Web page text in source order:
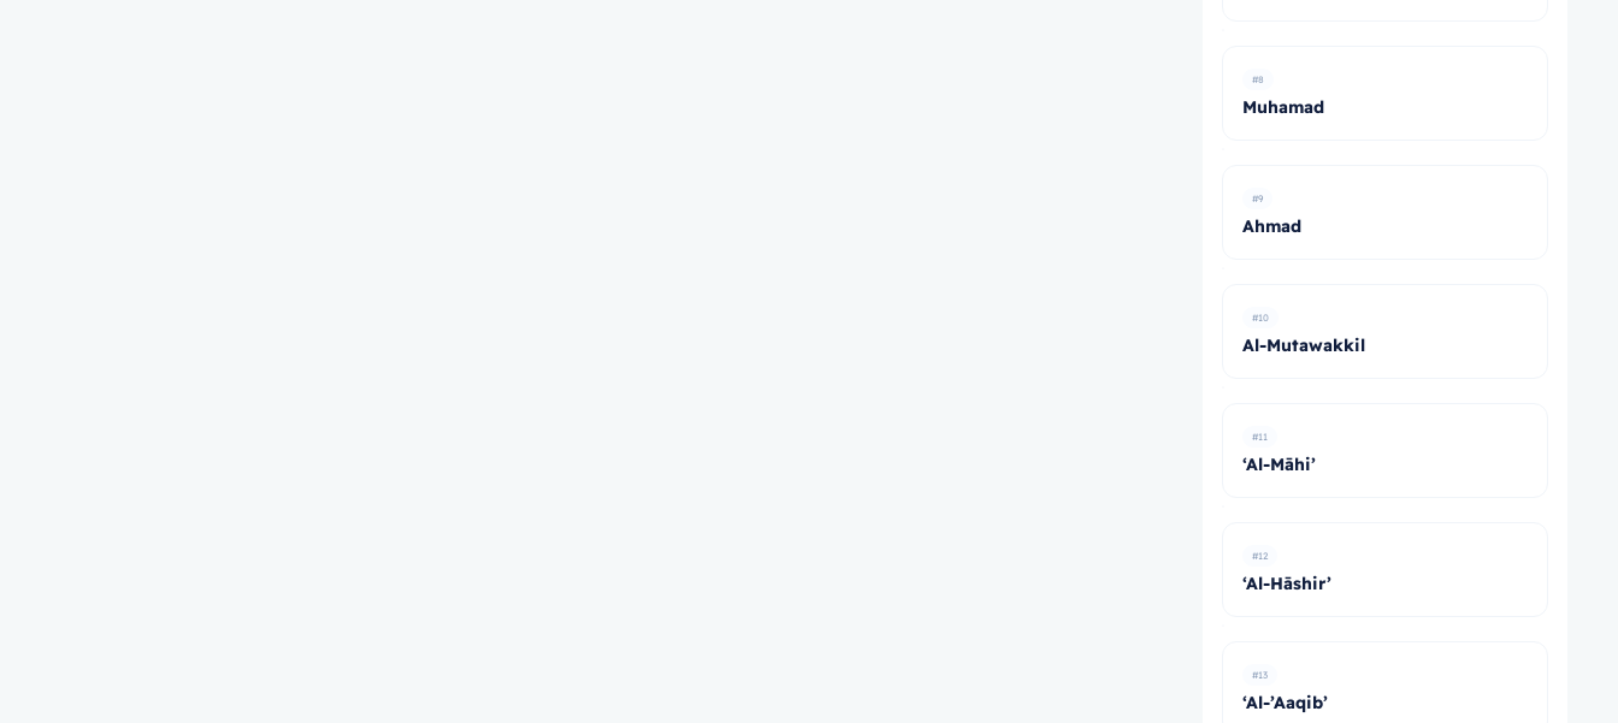
#8
Muhamad
#9
Ahmad
#10
Al-Mutawakkil
#11
‘Al-Māhi’
#12
‘Al-Hāshir’
#13
‘Al-’Aaqib’